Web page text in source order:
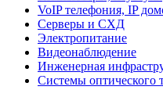
VoIP телефония, IP
Серверы и СХД
Электропитание
Видеонаблюдение
Инженерная
Системы оптического